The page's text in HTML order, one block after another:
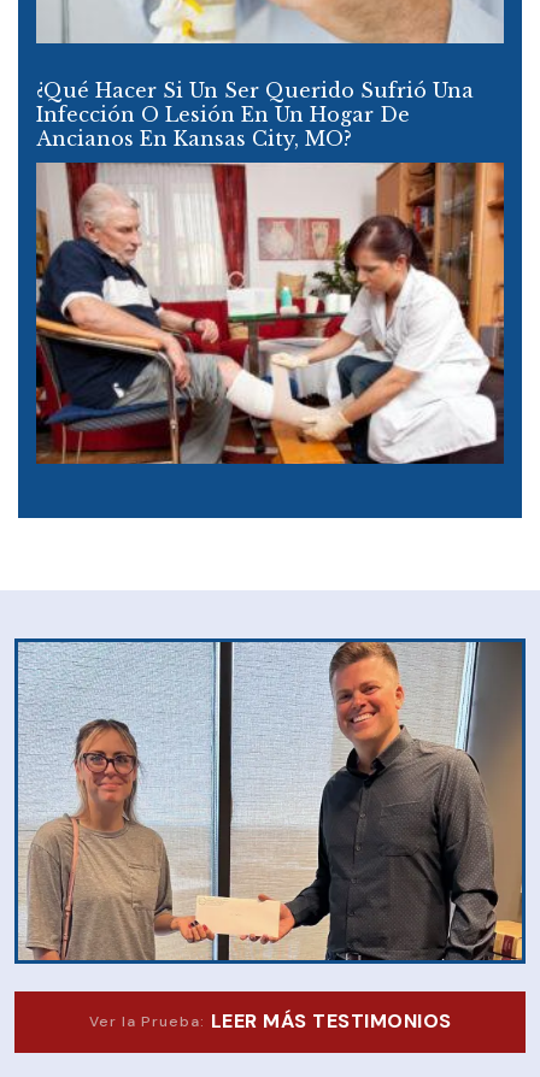
¿Qué Hacer Si Un Ser Querido Sufrió Una
Infección O Lesión En Un Hogar De
Ancianos En Kansas City, MO?
Ver la Prueba: LEER MÁS TESTIMONIOS